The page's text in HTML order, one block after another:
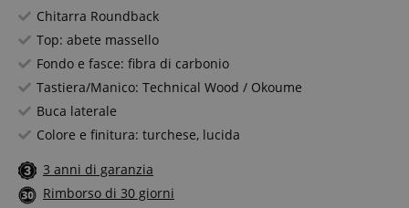
Chitarra Roundback
Top: abete massello
Fondo e fasce: fibra di carbonio
Tastiera/Manico: Technical Wood / Okoume
Buca laterale
Colore e finitura: turchese, lucida
3 anni di garanzia
Rimborso di 30 giorni